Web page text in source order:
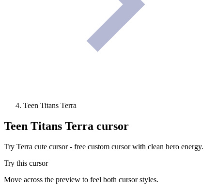
Teen Titans Terra
Teen Titans Terra cursor
Try Terra cute cursor - free custom cursor with clean hero energy.
Try this cursor
Move across the preview to feel both cursor styles.